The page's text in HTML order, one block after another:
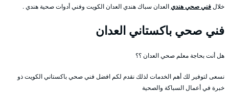
خلالفني صحي هنديالعدان سباك هندي العدان الكويت وفني أدوات صحية هندي .
فني صحي باكستاني العدان
هل أنت بحاجة معلم صحي العدان ؟؟
نسعى لتوفير لك أهم الخدمات لذلك نقدم لكم افضل فني صحي باكستاني الكويت ذو
خبرة في أعمال السباكة والصحية